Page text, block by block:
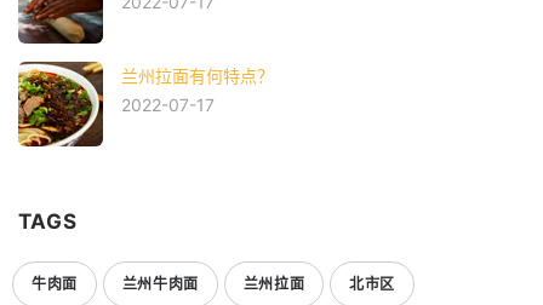
兰州拉面有何特点？
2022-07-17
TAGS
牛肉面 兰州牛肉面 兰州拉面 北市区